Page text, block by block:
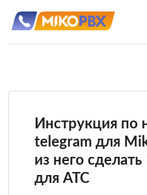
Инструкция по
telegram для
из него
для АТС